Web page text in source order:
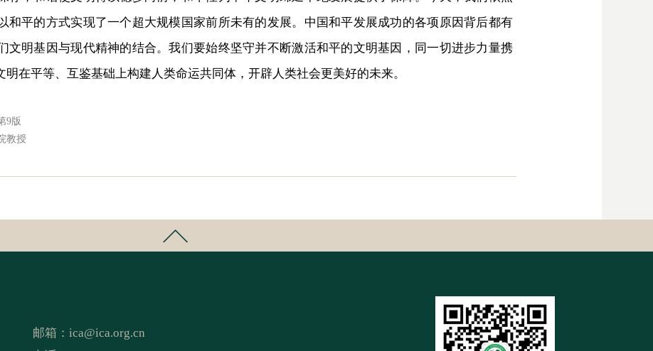
和平的方式实现了一个超大规模国家前所未有的发展。中国和平发展成功的各项原因背后都有
文明基因与现代精神的结合。我们要始终坚守并不断激活和平的文明基因，同一切进步力量携
在平等、互鉴基础上构建人类命运共同体，开辟人类社会更美好的未来。
9版
教授
邮箱： ica@ica.org.cn